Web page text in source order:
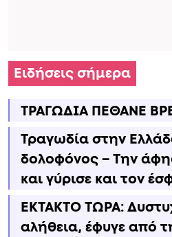
Ειδήσεις σήμερα
ΤΡΑΓΩΔΙΑ ΠΕΘΑΝΕ
Τραγωδία στην
δολοφόνος – Την
και γύρισε και τον
ΕΚΤΑΚΤΟ ΤΩΡΑ:
αλήθεια, έφυγε από